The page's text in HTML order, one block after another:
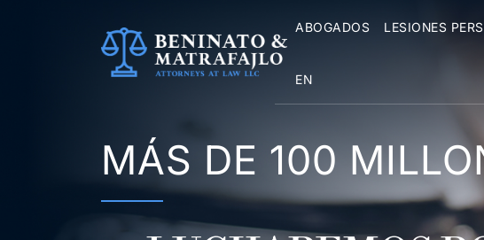
ABOGADOS LESIONES
EN
MÁS DE 100